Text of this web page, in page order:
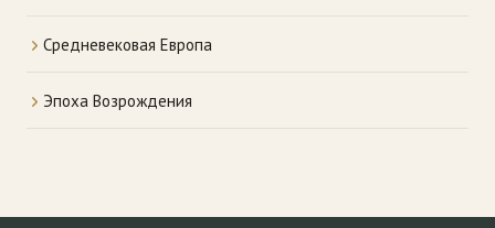
Средневековая Европа
Эпоха Возрождения